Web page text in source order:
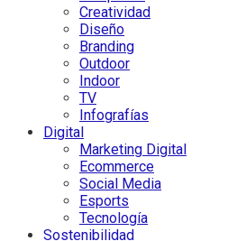
Creatividad
Diseño
Branding
Outdoor
Indoor
TV
Infografías
Digital
Marketing Digital
Ecommerce
Social Media
Esports
Tecnología
Sostenibilidad